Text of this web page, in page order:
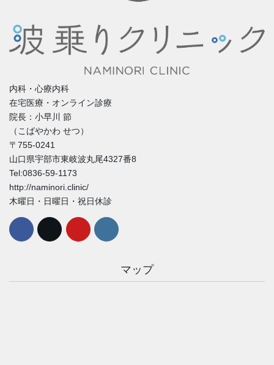
内科・心療内科
在宅医療・オンライン診療
院長：小早川 節
（こばやかわ せつ）
〒755-0241
山口県宇部市東岐波丸尾4327番8
Tel:0836-59-1173
http://naminori.clinic/
木曜日・日曜日・祝日休診
マップ